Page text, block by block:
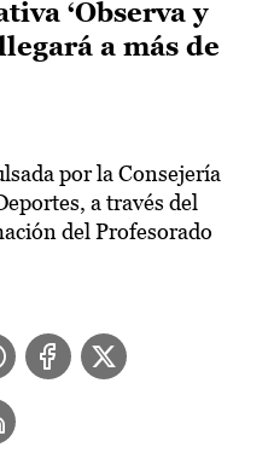
‘Observa y
a más de
por la Consejería
a través del
del Profesorado